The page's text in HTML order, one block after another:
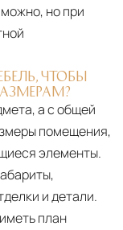
но при
ЧТОБЫ
а с общей
помещения,
элементы.
и детали.
план